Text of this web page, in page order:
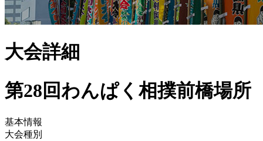
大会詳細
第28回わんぱく相撲前橋場所
基本情報
大会種別